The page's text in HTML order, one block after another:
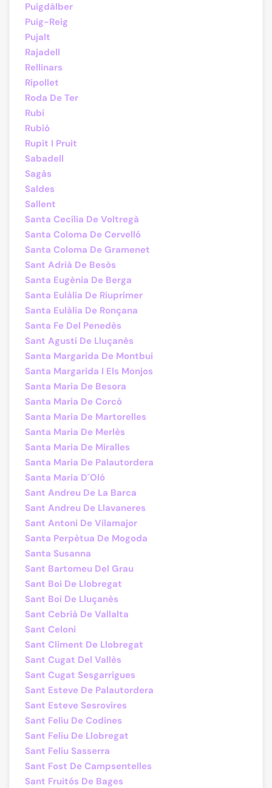
Puigdàlber
Puig-Reig
Pujalt
Rajadell
Rellinars
Ripollet
Roda De Ter
Rubí
Rubió
Rupit I Pruit
Sabadell
Sagàs
Saldes
Sallent
Santa Cecília De Voltregà
Santa Coloma De Cervelló
Santa Coloma De Gramenet
Sant Adrià De Besòs
Santa Eugènia De Berga
Santa Eulàlia De Riuprimer
Santa Eulàlia De Ronçana
Santa Fe Del Penedès
Sant Agustí De Lluçanès
Santa Margarida De Montbui
Santa Margarida I Els Monjos
Santa Maria De Besora
Santa Maria De Corcó
Santa Maria De Martorelles
Santa Maria De Merlès
Santa Maria De Miralles
Santa Maria De Palautordera
Santa Maria D´Oló
Sant Andreu De La Barca
Sant Andreu De Llavaneres
Sant Antoni De Vilamajor
Santa Perpètua De Mogoda
Santa Susanna
Sant Bartomeu Del Grau
Sant Boi De Llobregat
Sant Boi De Lluçanès
Sant Cebrià De Vallalta
Sant Celoni
Sant Climent De Llobregat
Sant Cugat Del Vallès
Sant Cugat Sesgarrigues
Sant Esteve De Palautordera
Sant Esteve Sesrovires
Sant Feliu De Codines
Sant Feliu De Llobregat
Sant Feliu Sasserra
Sant Fost De Campsentelles
Sant Fruitós De Bages